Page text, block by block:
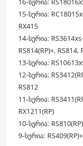
15-სერია:
RX415
14-სერია:
RS814(RP)+, RS814,
13-სერია:
12-სერია:
RS812
11-სერია:
RX1211(RP)
10-სერია:
9-სერია: